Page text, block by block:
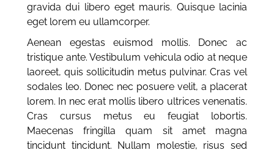
gravida dui libero eget mauris. Quisque lacinia
eget lorem eu ullamcorper.
Aenean egestas euismod mollis. Donec ac
tristique ante. Vestibulum vehicula odio at neque
laoreet, quis sollicitudin metus pulvinar. Cras vel
sodales leo. Donec nec posuere velit, a placerat
lorem. In nec erat mollis libero ultrices venenatis.
Cras cursus metus eu feugiat lobortis.
Maecenas fringilla quam sit amet magna
tincidunt tincidunt. Nullam molestie, risus sed